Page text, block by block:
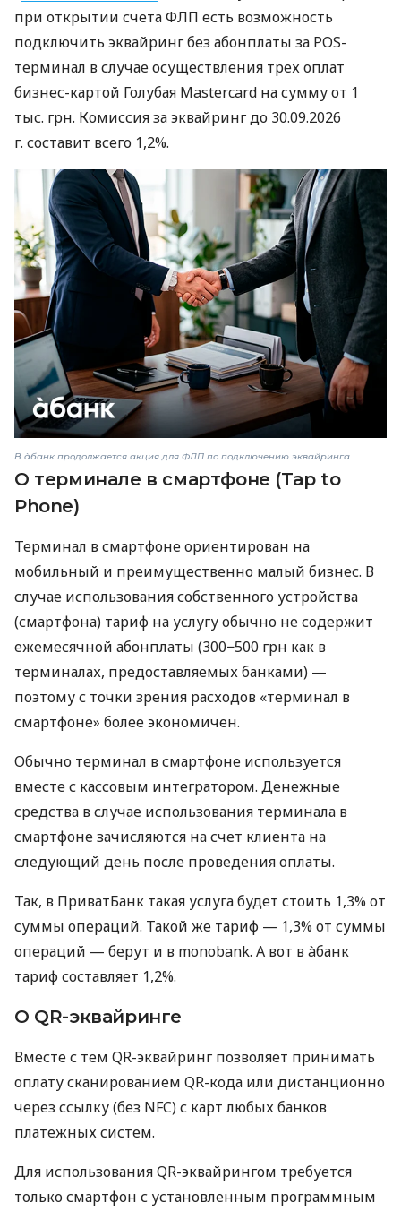
при открытии счета ФЛП есть возможность
подключить эквайринг без абонплаты за POS-
терминал в случае осуществления трех оплат
бизнес-картой Голубая Mastercard на сумму от 1
тыс. грн. Комиссия за эквайринг до 30.09.2026
г. составит всего 1,2%.
В àбанк продолжается акция для ФЛП по подключению эквайринга
О терминале в смартфоне (Tap to
Phone)
Терминал в смартфоне ориентирован на
мобильный и преимущественно малый бизнес. В
случае использования собственного устройства
(смартфона) тариф на услугу обычно не содержит
ежемесячной абонплаты (300−500 грн как в
терминалах, предоставляемых банками) —
поэтому с точки зрения расходов «терминал в
смартфоне» более экономичен.
Обычно терминал в смартфоне используется
вместе с кассовым интегратором. Денежные
средства в случае использования терминала в
смартфоне зачисляются на счет клиента на
следующий день после проведения оплаты.
Так, в ПриватБанк такая услуга будет стоить 1,3% от
суммы операций. Такой же тариф — 1,3% от суммы
операций — берут и в monobank. А вот в àбанк
тариф составляет 1,2%.
О QR-эквайринге
Вместе с тем QR-эквайринг позволяет принимать
оплату сканированием QR-кода или дистанционно
через ссылку (без NFC) с карт любых банков
платежных систем.
Для использования QR-эквайрингом требуется
только смартфон с установленным программным